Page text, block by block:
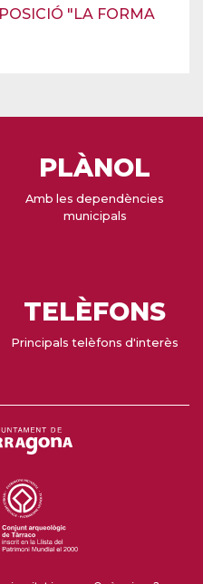
"LA FORMA
PLÀNOL
Amb les dependències
municipals
TELÈFONS
Principals telèfons d'interès